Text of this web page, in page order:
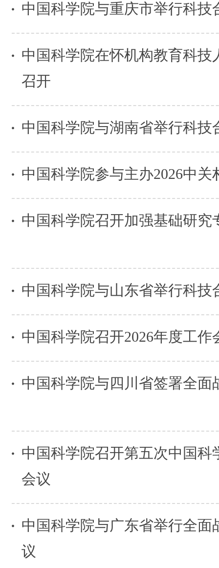
中国科学院与重庆市举行科技
中国科学院在怀机构教育科技
召开
中国科学院与湖南省举行科技
中国科学院参与主办2026中关
中国科学院召开加强基础研究
中国科学院与山东省举行科技
中国科学院召开2026年度工作
中国科学院与四川省签署全面
中国科学院召开第五次中国科
会议
中国科学院与广东省举行全面
议